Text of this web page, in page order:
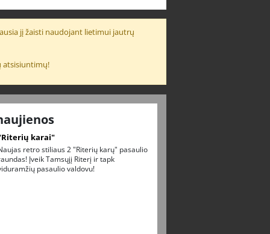
jį žaisti naudojant lietimui jautrų
atsisiuntimų!
karai"
retro stiliaus 2 "Riterių karų" pasaulio
Įveik Tamsųjį Riterį ir tapk
pasaulio valdovu!